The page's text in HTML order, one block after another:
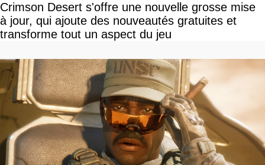
Crimson Desert s'offre une nouvelle grosse mise
à jour, qui ajoute des nouveautés gratuites et
transforme tout un aspect du jeu